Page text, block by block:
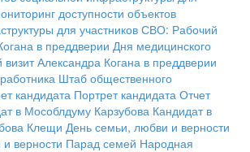
доступности объектов
для участников СВО: Рабочий
в преддверии Дня медицинского
визит Александра Когана в преддверии
Штаб общественного
кандидата Портрет кандидата Отчет
в Мособлдуму Карзубова Кандидат в
Клещи День семьи, любви и верности
верности Парад семей Народная